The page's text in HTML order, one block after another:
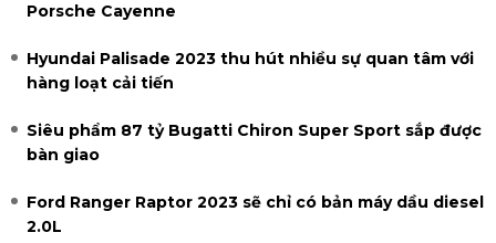
Porsche Cayenne
Hyundai Palisade 2023 thu hút nhiều sự quan tâm với
hàng loạt cải tiến
Siêu phẩm 87 tỷ Bugatti Chiron Super Sport sắp được
bàn giao
Ford Ranger Raptor 2023 sẽ chỉ có bản máy dầu diesel
2.0L